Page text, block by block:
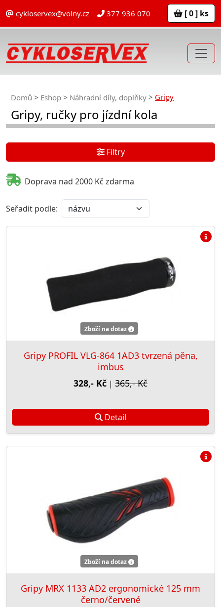
cykloservex@volny.cz 377 936 070 [ 0 ] ks
Domů Eshop Náhradní díly, doplňky Gripy
Gripy, ručky pro jízdní kola
Filtry
Doprava nad 2000 Kč zdarma
Seřadit podle:
Zboží na dotaz
Gripy PROFIL VLG-864 1AD3 tvrzená pěna,
imbus
328,- Kč | 365,- Kč
Detail
Zboží na dotaz
Gripy MRX 1133 AD2 ergonomické 125 mm
černo/červené